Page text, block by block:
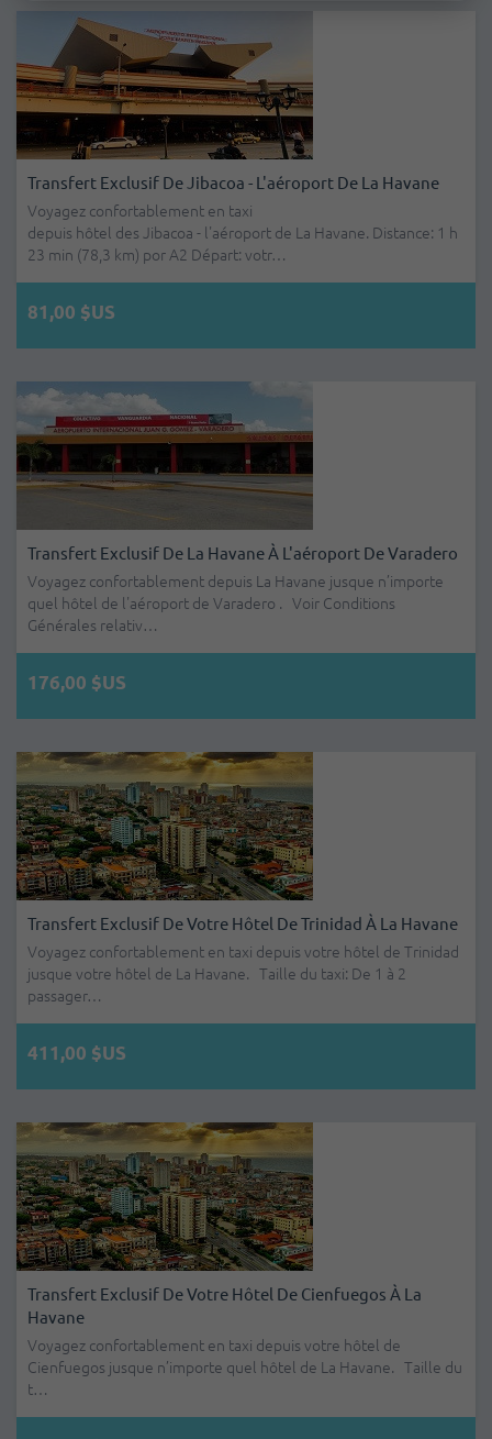
Transfert Exclusif De Jibacoa - L'aéroport De La Havane
Voyagez confortablement en taxi
depuis hôtel des Jibacoa - l'aéroport de La Havane. Distance: 1 h
23 min (78,3 km) por A2 Départ: votr…
81,00 $US
Transfert Exclusif De La Havane À L'aéroport De Varadero
Voyagez confortablement depuis La Havane jusque n’importe
quel hôtel de l'aéroport de Varadero . Voir Conditions
Générales relativ…
176,00 $US
Transfert Exclusif De Votre Hôtel De Trinidad À La Havane
Voyagez confortablement en taxi depuis votre hôtel de Trinidad
jusque votre hôtel de La Havane. Taille du taxi: De 1 à 2
passager…
411,00 $US
Transfert Exclusif De Votre Hôtel De Cienfuegos À La
Havane
Voyagez confortablement en taxi depuis votre hôtel de
Cienfuegos jusque n’importe quel hôtel de La Havane. Taille du
t…